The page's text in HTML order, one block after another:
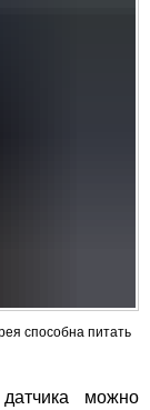
способна питать
можно